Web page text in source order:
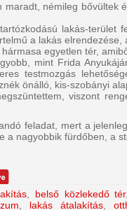
maradt, némileg bővültek
lakás-terület
a lakás elrendezése,
egyetlen tér,
mint Frida
testmozgás
önálló, kis-szobányi
viszont
feladat, mert a
a nagyobbik fürdőben, a
, belső közlekedő tér
lakás átalakítás